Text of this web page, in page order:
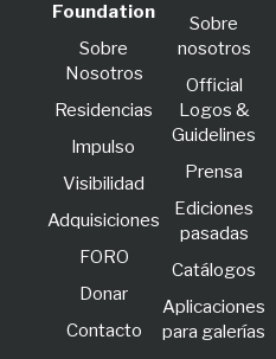
Foundation
Sobre
Nosotros
Residencias
lmpulso
Visibilidad
Adquisiciones
FORO
Donar
Contacto
Sobre
nosotros
Official
Logos &
Guidelines
Prensa
Ediciones
pasadas
Catálogos
Aplicaciones
para galerías